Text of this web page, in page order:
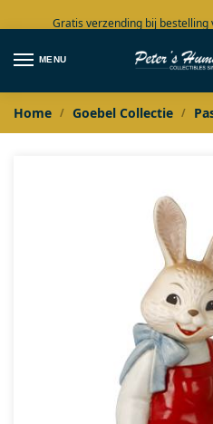
Gratis verzending bij bestelling
Grote collectie
MENU
Home / Goebel Collectie /